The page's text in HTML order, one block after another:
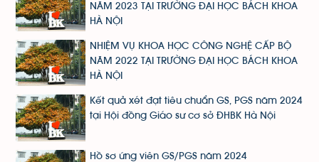
NĂM 2023 TẠI TRƯỜNG ĐẠI HỌC BÁCH KHOA
HÀ NỘI
NHIỆM VỤ KHOA HỌC CÔNG NGHỆ CẤP BỘ
NĂM 2022 TẠI TRƯỜNG ĐẠI HỌC BÁCH KHOA
HÀ NỘI
Kết quả xét đạt tiêu chuẩn GS, PGS năm 2024
tại Hội đồng Giáo sư cơ sở ĐHBK Hà Nội
Hồ sơ ứng viên GS/PGS năm 2024